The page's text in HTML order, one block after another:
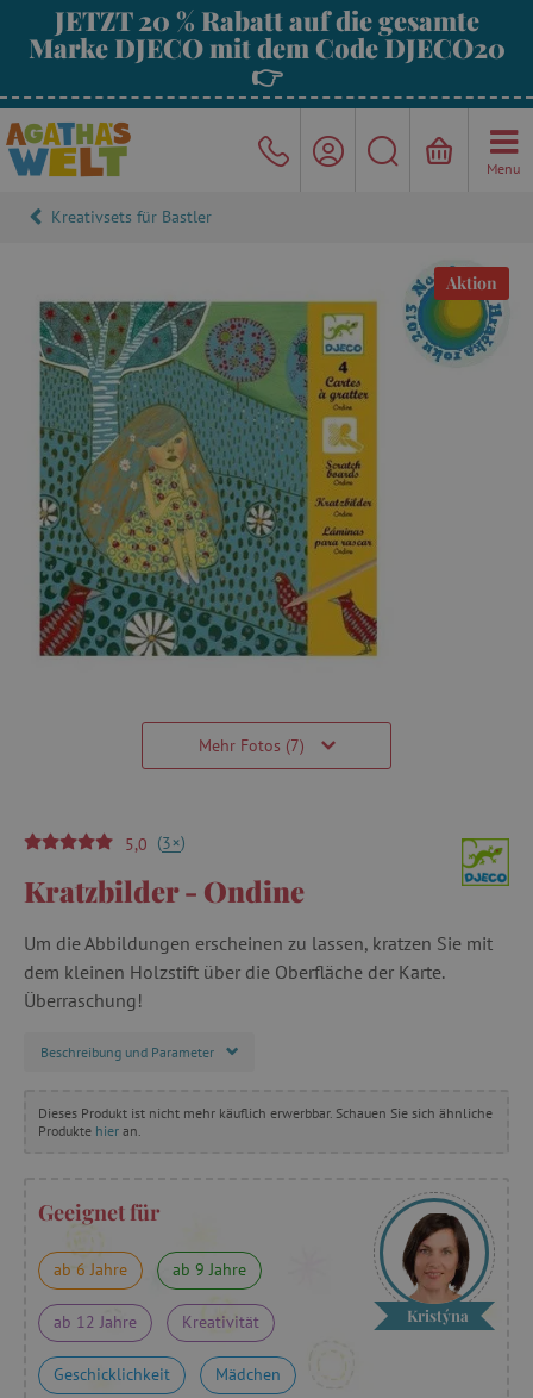
JETZT 20 % Rabatt auf die gesamte
Marke DJECO mit dem Code DJECO20
👉
Menu
Kreativsets für Bastler
Aktion
Mehr Fotos (7)
5,0 (3+)
Kratzbilder - Ondine
Um die Abbildungen erscheinen zu lassen, kratzen Sie mit
dem kleinen Holzstift über die Oberfläche der Karte.
Überraschung!
Beschreibung und Parameter
Dieses Produkt ist nicht mehr käuflich erwerbbar. Schauen Sie sich ähnliche
Produkte hier an.
Geeignet für
ab 6 Jahre ab 9 Jahre
ab 12 Jahre Kreativität
Geschicklichkeit Mädchen
Kristýna